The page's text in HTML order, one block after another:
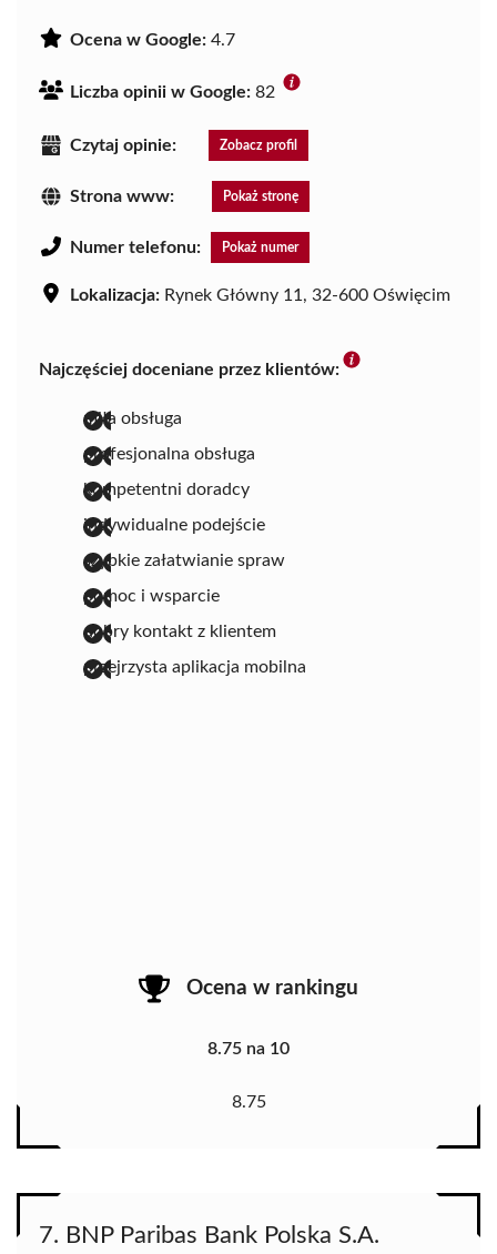
Ocena w Google: 4.7
Liczba opinii w Google: 82
Czytaj opinie: Zobacz profil
Strona www: Pokaż stronę
Numer telefonu: Pokaż numer
Lokalizacja: Rynek Główny 11, 32-600 Oświęcim
Najczęściej doceniane przez klientów:
miła obsługa
profesjonalna obsługa
kompetentni doradcy
indywidualne podejście
szybkie załatwianie spraw
pomoc i wsparcie
dobry kontakt z klientem
przejrzysta aplikacja mobilna
Ocena w rankingu
8.75 na 10
8.75
7. BNP Paribas Bank Polska S.A.